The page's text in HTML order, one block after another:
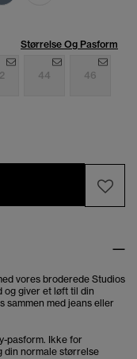
Størrelse Og Pasform
44 46
vores broderede Studios
og giver et løft til din
sammen med jeans eller
pasform. Ikke for
normale størrelse